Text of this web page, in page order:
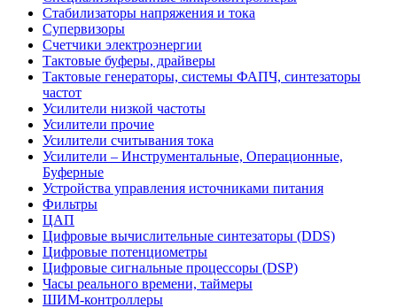
Стабилизаторы напряжения и тока
Супервизоры
Счетчики электроэнергии
Тактовые буферы, драйверы
Тактовые генераторы, системы ФАПЧ, синтезаторы
частот
Усилители низкой частоты
Усилители прочие
Усилители считывания тока
Усилители – Инструментальные, Операционные,
Буферные
Устройства управления источниками питания
Фильтры
ЦАП
Цифровые вычислительные синтезаторы (DDS)
Цифровые потенциометры
Цифровые сигнальные процессоры (DSP)
Часы реального времени, таймеры
ШИМ-контроллеры